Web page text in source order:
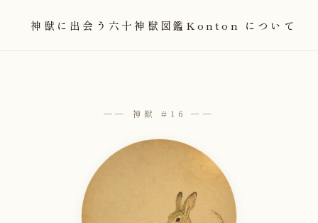
神獣に出会う 六十神獣図鑑 Konton について
── 神獣 #16 ──